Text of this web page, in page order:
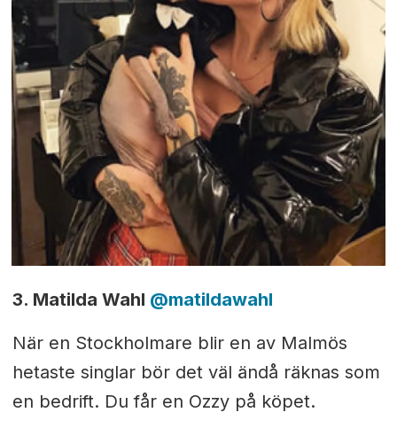
3. Matilda Wahl @matildawahl
När en Stockholmare blir en av Malmös
hetaste singlar bör det väl ändå räknas som
en bedrift. Du får en Ozzy på köpet.